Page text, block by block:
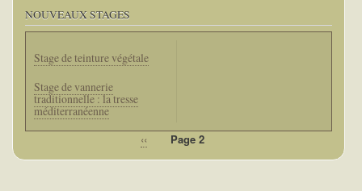
NOUVEAUX STAGES
Stage de teinture végétale
Stage de vannerie
traditionnelle : la tresse
méditerranéenne
Page
‹‹ Page 2